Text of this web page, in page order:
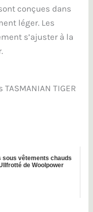
conçues dans
léger. Les
s’ajuster à la
TIGER
sous vêtements chauds
de Woolpower